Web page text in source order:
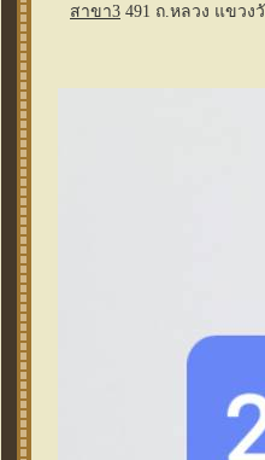
สาขา3 491 ถ.หลวง แขวง